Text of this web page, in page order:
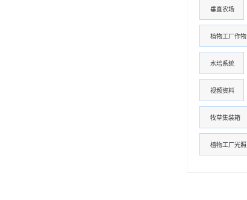
垂直农场
植物工厂作物
水培系统
视频资料
牧草集装箱
植物工厂光照